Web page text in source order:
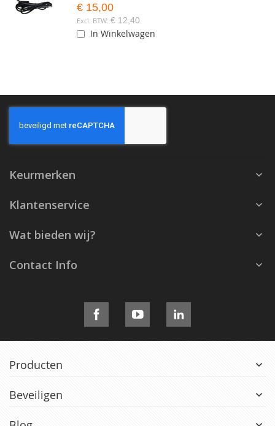
€ 15,00
€ 12,40
In Winkelwagen
Keurmerken
Klantenservice
Wat bieden wij?
Contact Info
Producten
Beveiligen